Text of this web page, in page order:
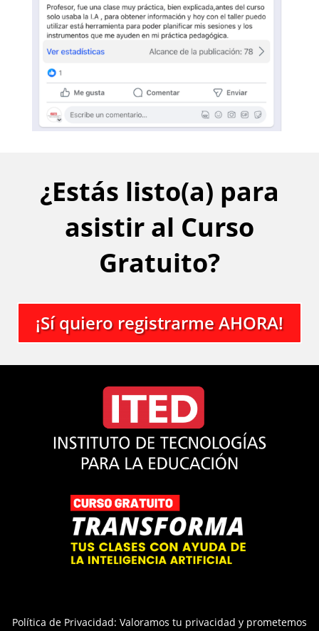
¿Estás listo(a) para
asistir al Curso
Gratuito?
¡Sí quiero registrarme AHORA!
Política de Privacidad: Valoramos tu privacidad y prometemos